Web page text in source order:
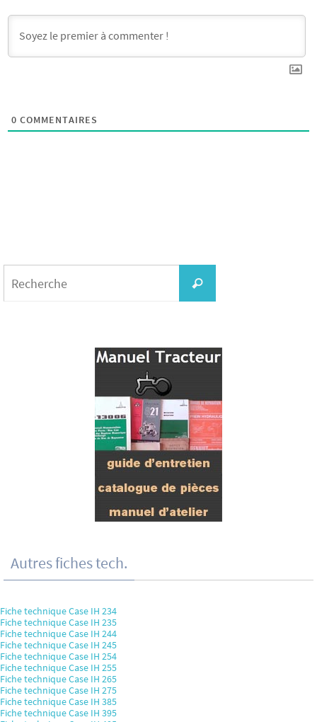
0 COMMENTAIRES
Recherche
Autres fiches tech.
Fiche technique Case IH 234
Fiche technique Case IH 235
Fiche technique Case IH 244
Fiche technique Case IH 245
Fiche technique Case IH 254
Fiche technique Case IH 255
Fiche technique Case IH 265
Fiche technique Case IH 275
Fiche technique Case IH 385
Fiche technique Case IH 395